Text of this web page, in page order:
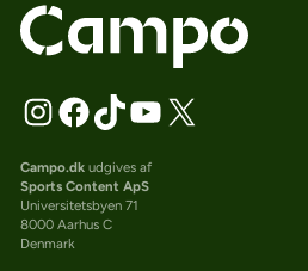
Campo.dkudgives af
Sports Content ApS
Universitetsbyen 71
8000 Aarhus C
Denmark